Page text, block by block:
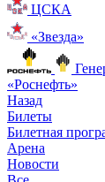
ЦСКА
«Звезда»
«Роснефть»
Назад
Билеты
Билетная
Арена
Новости